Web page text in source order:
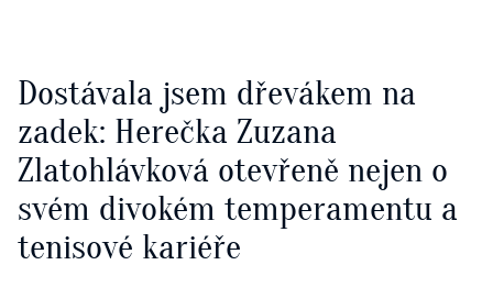
Dostávala jsem dřevákem na
zadek: Herečka Zuzana
Zlatohlávková otevřeně nejen o
svém divokém temperamentu a
tenisové kariéře